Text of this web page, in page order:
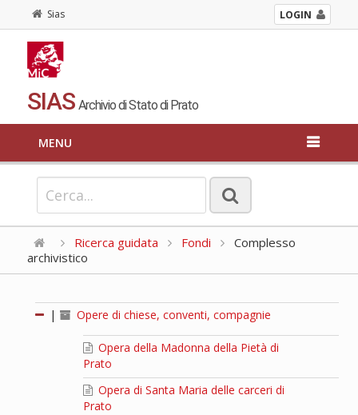
Sias LOGIN
SIAS Archivio di Stato di Prato
MENU
Ricerca guidata Fondi
Complesso
archivistico
| Opere di chiese, conventi, compagnie
Opera della Madonna della Pietà di
Prato
Opera di Santa Maria delle carceri di
Prato